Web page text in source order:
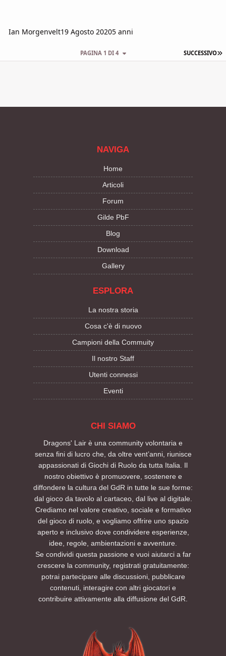
Ian Morgenvelt19 Agosto 20205 anni
SUCCESSIVO
PAGINA 1 DI 4
NAVIGA
Home
Articoli
Forum
Gilde PbF
Blog
Download
Gallery
ESPLORA
La nostra storia
Cosa c'è di nuovo
Campioni della Commuity
Il nostro Staff
Utenti connessi
Eventi
CHI SIAMO
Dragons' Lair è una community volontaria e
senza fini di lucro che, da oltre vent’anni, riunisce
appassionati di Giochi di Ruolo da tutta Italia. Il
nostro obiettivo è promuovere, sostenere e
diffondere la cultura del GdR in tutte le sue forme:
dal gioco da tavolo al cartaceo, dal live al digitale.
Crediamo nel valore creativo, sociale e formativo
del gioco di ruolo, e vogliamo offrire uno spazio
aperto e inclusivo dove condividere esperienze,
idee, regole, ambientazioni e avventure.
Se condividi questa passione e vuoi aiutarci a far
crescere la community, registrati gratuitamente:
potrai partecipare alle discussioni, pubblicare
contenuti, interagire con altri giocatori e
contribuire attivamente alla diffusione del GdR.